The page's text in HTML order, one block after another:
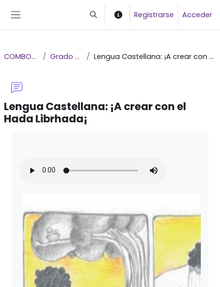
Selector de búsqueda de entrada
Registrarse Acceder
COMBOCARTE Grado 6° a 9° Lengua Castellana: ¡A crear con el Hada Librhada¡
Lengua Castellana: ¡A crearcon el
Hada Librhada¡